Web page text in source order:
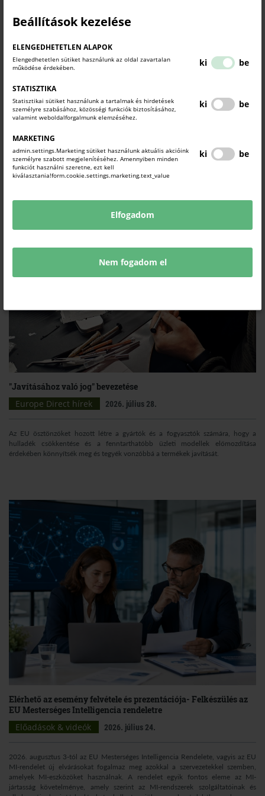
Beállítások kezelése
ELENGEDHETETLEN ALAPOK
Elengedhetetlen sütiket használunk az oldal zavartalan
működése érdekében.
ki be
STATISZTIKA
Statisztikai sütiket használunk a tartalmak és hirdetések
személyre szabásához, közösségi funkciók biztosításához,
valamint weboldalforgalmunk elemzéséhez.
ki be
MARKETING
admin.settings.Marketing sütiket használunk aktuális akcióink
személyre szabott megjelenítéséhez. Amennyiben minden
funkciót használni szeretne, ezt kell
kiválasztania!form.cookie.settings.marketing.text_value
ki be
Elfogadom
Nem fogadom el
14:00 Oszvald Marika előadása – vidám hangulat garantálva
A rendezvényre a látogatóknak a belépés díjtalan.
A rendezvény a Komárom-Esztergom Vármegyei
Kereskedelmi és Iparkamara Vállalkozásfejlesztési
Programjakeretében valósul meg.
KAPCSOLÓDÓ TARTALMAK
TUDJON MEG TÖBBET.
"Javításához való jog" bevezetése
Europe Direct hírek
2026. július 28.
Az EU ösztönzőket hozott létre a gyártók és a fogyasztók számára, hogy a
hulladék csökkentése és a fenntarthatóbb üzleti modellek előmozdítása
érdekében könnyítsék meg és tegyék vonzóbbá a termékek javítását.
Elérhető az esemény felvétele és prezentációja- Felkészülés az
EU Mesterséges Intelligencia rendeletre
Előadások & videók
2026. július 24.
2026. augusztus 3-tól az EU Mesterséges Intelligencia Rendelete, vagyis az EU
MI-rendelet új elvárásokat fogalmaz meg azokkal a szervezetekkel szemben,
amelyek MI-eszközöket használnak. A rendelet egyik fontos eleme az MI-
jártasság követelménye, amely szerint az MI-rendszerek szolgáltatóinak és